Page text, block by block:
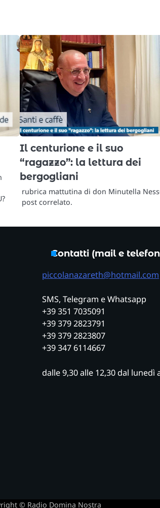
Il centurione e il suo
“ragazzo”: la lettura dei
bergogliani
rubrica mattutina di don Minutella
post correlato.
Contatti (mail e
piccolanazareth@hotmail.com
SMS, Telegram e Whatsapp
+39 351 7035091
+39 379 2823791
+39 379 2823807
+39 347 6114667
dalle 9,30 alle 12,30 dal lunedì
© Radio Domina Nostra